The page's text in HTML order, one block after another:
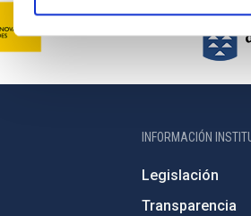
INFORMACIÓN
Legislación
Transparencia